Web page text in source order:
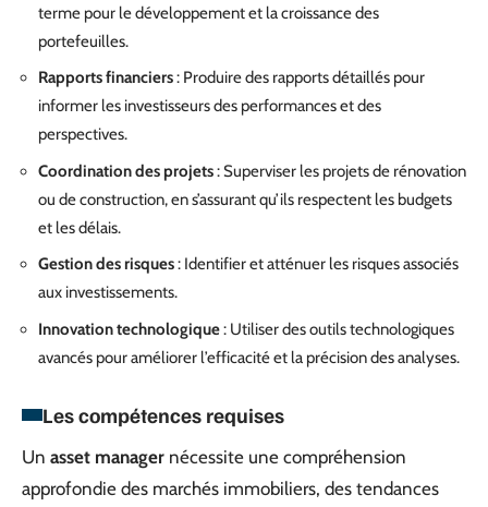
terme pour le développement et la croissance des
portefeuilles.
Rapports financiers: Produire des rapports détaillés pour
informer les investisseurs des performances et des
perspectives.
Coordination des projets: Superviser les projets de rénovation
ou de construction, en s’assurant qu’ils respectent les budgets
et les délais.
Gestion des risques: Identifier et atténuer les risques associés
aux investissements.
Innovation technologique: Utiliser des outils technologiques
avancés pour améliorer l’efficacité et la précision des analyses.
Les compétences requises
Un asset manager nécessite une compréhension
approfondie des marchés immobiliers, des tendances